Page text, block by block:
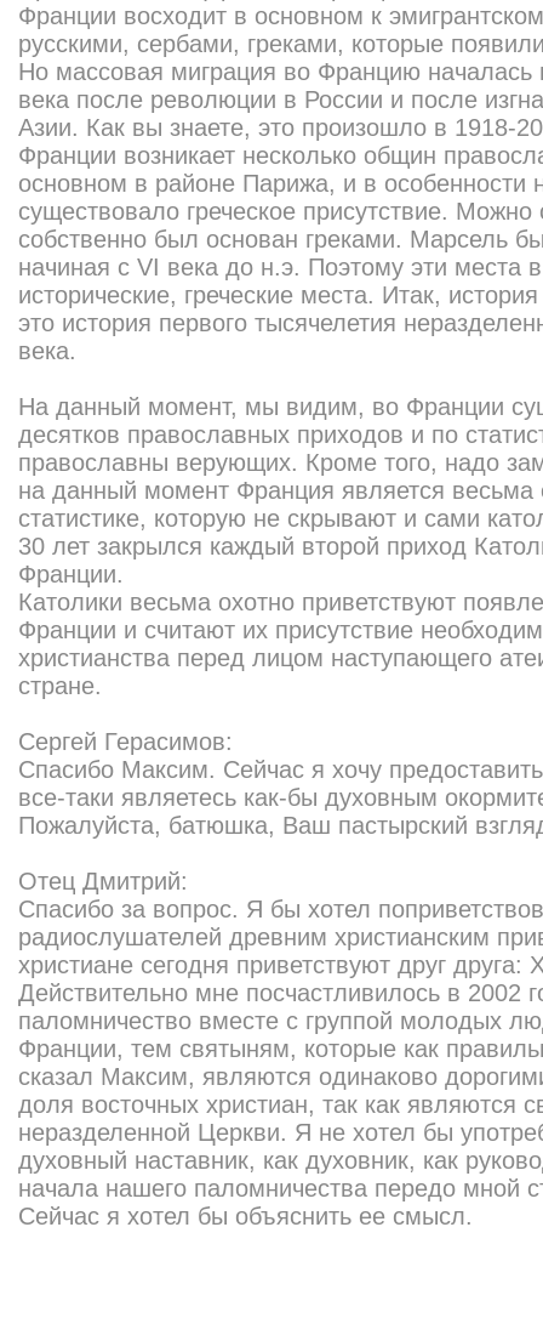
Франции восходит в основном к
русскими, сербами, греками, которые
Но массовая миграция во Францию началась
века после революции в России и после
Азии. Как вы знаете, это произошло в 1918-
Франции возникает несколько общин
основном в районе Парижа, и в особенности
существовало греческое присутствие. Можно
собственно был основан греками. Марсель
начиная с VI века до н.э. Поэтому эти места
исторические, греческие места. Итак,
это история первого тысячелетия
века.
На данный момент, мы видим, во Франции
десятков православных приходов и по
православны верующих. Кроме того, надо
на данный момент Франция является весьма
статистике, которую не скрывают и сами
30 лет закрылся каждый второй приход
Франции.
Католики весьма охотно приветствуют
Франции и считают их присутствие
христианства перед лицом наступающего
стране.
Сергей Герасимов:
Спасибо Максим. Сейчас я хочу
все-таки являетесь как-бы духовным
Пожалуйста, батюшка, Ваш пастырский
Отец Дмитрий:
Спасибо за вопрос. Я бы хотел
радиослушателей древним христианским
христиане сегодня приветствуют друг друга:
Действительно мне посчастливилось в 2002
паломничество вместе с группой молодых
Франции, тем святыням, которые как
сказал Максим, являются одинаково
доля восточных христиан, так как являются
неразделенной Церкви. Я не хотел бы
духовный наставник, как духовник, как
начала нашего паломничества передо мной
Сейчас я хотел бы объяснить ее смысл.